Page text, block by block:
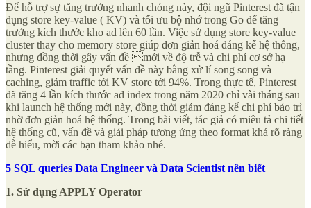
Để hỗ trợ sự tăng trưởng nhanh chóng này, đội ngũ Pinterest đã tận
dụng store key-value ( KV) và tối ưu bộ nhớ trong Go để tăng
trưởng kích thước kho ad lên 60 lần. Việc sử dụng store key-value
cluster thay cho memory store giúp đơn giản hoá đáng kể hệ thống,
nhưng đồng thời gây vấn đề mới về độ trễ và chi phí cơ sở hạ
tầng. Pinterest giải quyết vấn đề này bằng xử lí song song và
caching, giảm traffic tới KV store tới 94%. Trong thực tế, Pinterest
đã tăng 4 lần kích thước ad index trong năm 2020 chỉ vài tháng sau
khi launch hệ thống mới này, đồng thời giảm đáng kể chi phí bảo trì
nhờ đơn giản hoá hệ thống. Trong bài viết, tác giả có miêu tả chi tiết
hệ thống cũ, vấn đề và giải pháp tương ứng theo format khá rõ ràng
dễ hiểu, mời các bạn tham khảo nhé.
5 SQL queries Data Engineer và Data Scientist nên biết
1. Sử dụng APPLY Operator